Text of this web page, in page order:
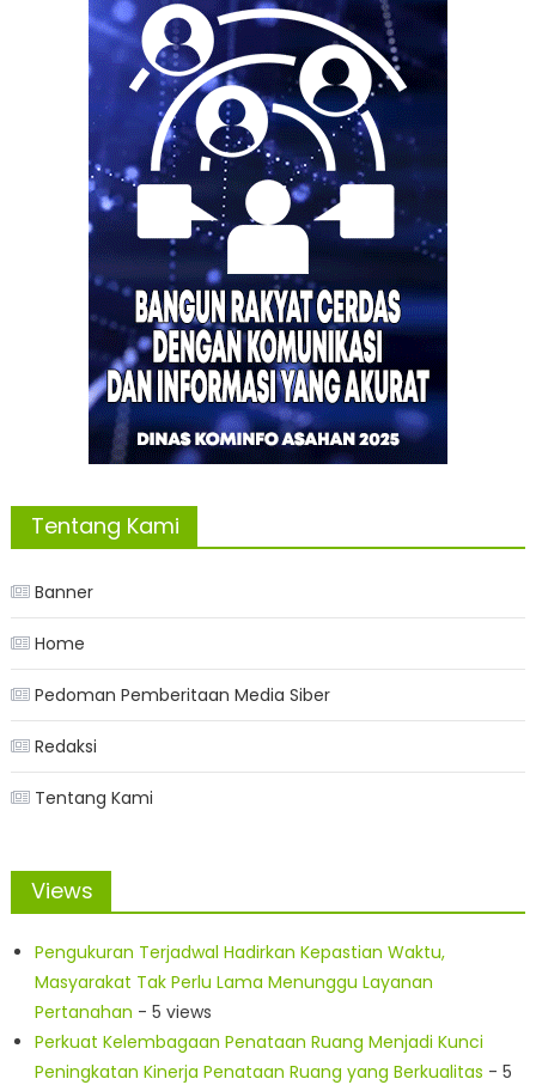
Tentang Kami
Banner
Home
Pedoman Pemberitaan Media Siber
Redaksi
Tentang Kami
Views
Pengukuran Terjadwal Hadirkan Kepastian Waktu,
Masyarakat Tak Perlu Lama Menunggu Layanan
Pertanahan - 5 views
Perkuat Kelembagaan Penataan Ruang Menjadi Kunci
Peningkatan Kinerja Penataan Ruang yang Berkualitas - 5